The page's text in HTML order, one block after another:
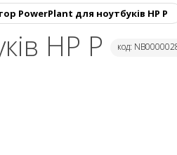
PowerPlant для ноутбуків HP P
HP P код: